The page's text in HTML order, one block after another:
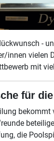
-
innen vielen
mit
für
bekommt
die